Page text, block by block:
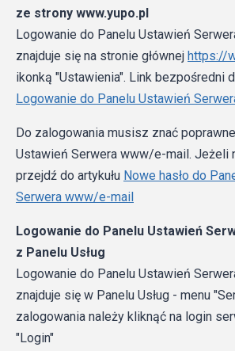
ze strony www.yupo.pl
Logowanie do Panelu Ustawień
znajduje się na stronie głównej https://
ikonką "Ustawienia". Link bezpośredni
Logowanie do Panelu Ustawień
Do zalogowania musisz znać
Ustawień Serwera www/e-mail. Jeżeli
przejdź do artykułu Nowe hasło do
Serwera www/e-mail
Logowanie do Panelu Ustawień
z Panelu Usług
Logowanie do Panelu Ustawień
znajduje się w Panelu Usług - menu
zalogowania należy kliknąć na login
"Login"